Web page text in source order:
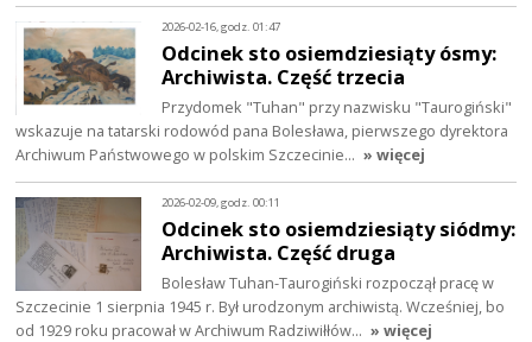
2026-02-16, godz. 01:47
Odcinek sto osiemdziesiąty ósmy:
Archiwista. Część trzecia
Przydomek "Tuhan" przy nazwisku "Taurogiński"
wskazuje na tatarski rodowód pana Bolesława, pierwszego dyrektora
Archiwum Państwowego w polskim Szczecinie… » więcej
2026-02-09, godz. 00:11
Odcinek sto osiemdziesiąty siódmy:
Archiwista. Część druga
Bolesław Tuhan-Taurogiński rozpoczął pracę w
Szczecinie 1 sierpnia 1945 r. Był urodzonym archiwistą. Wcześniej, bo
od 1929 roku pracował w Archiwum Radziwiłłów… » więcej